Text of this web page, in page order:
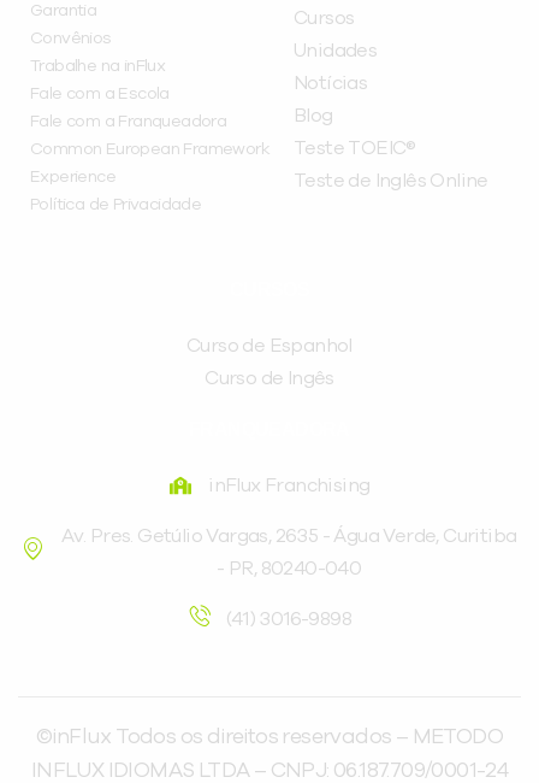
Garantia
Convênios
Trabalhe na inFlux
Fale com a Escola
Fale com a Franqueadora
Common European Framework
Experience
Política de Privacidade
Cursos
Unidades
Notícias
Blog
Teste TOEIC®
Teste de Inglês Online
Curso de Espanhol
Curso de Ingês
inFlux Franchising
Av. Pres. Getúlio Vargas, 2635 - Água Verde, Curitiba
- PR, 80240-040
(41) 3016-9898
©inFlux Todos os direitos reservados – METODO
INFLUX IDIOMAS LTDA – CNPJ: 06.187.709/0001-24